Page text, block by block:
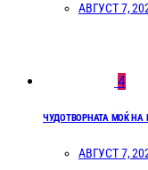
АВГУСТ 7,
4
ЧУДОТВОРНАТА МОЌ НА
АВГУСТ 7,